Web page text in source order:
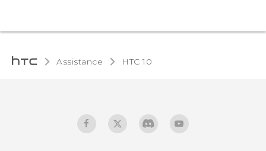
Assistance HTC 10‎